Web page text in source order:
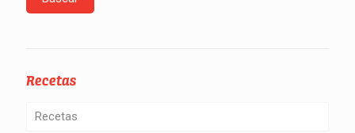
Recetas
Recetas